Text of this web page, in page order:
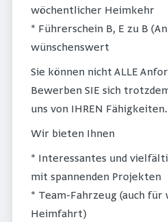
wöchentlicher Heimkehr
* Führerschein B, E zu B
wünschenswert
Sie können nicht ALLE
Bewerben SIE sich
uns von IHREN Fähigkeiten.
Wir bieten Ihnen
* Interessantes und
mit spannenden Projekten
* Team-Fahrzeug (auch für
Heimfahrt)